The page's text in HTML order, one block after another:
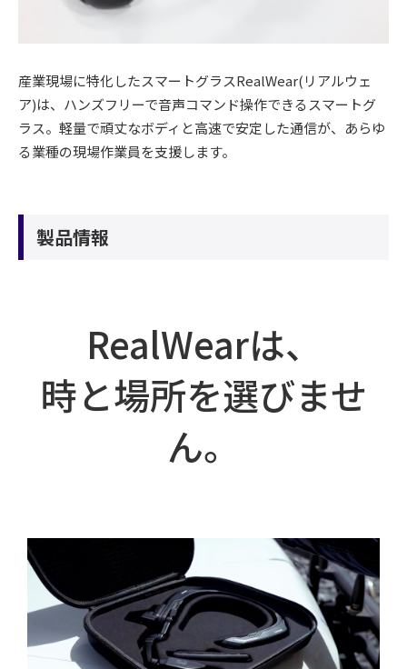
産業現場に特化したスマートグラスRealWear(リアルウェ
ア)は、ハンズフリーで音声コマンド操作できるスマートグ
ラス。軽量で頑丈なボディと高速で安定した通信が、あらゆ
る業種の現場作業員を支援します。
製品情報
RealWearは、
時と場所を選びませ
ん。